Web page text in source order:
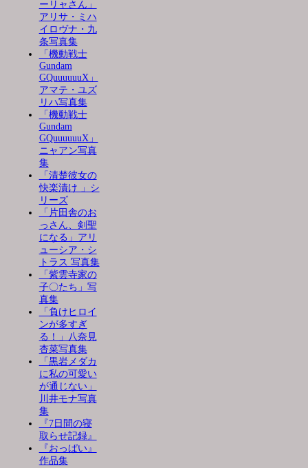
ーリャさん」
アリサ・ミハ
イロヴナ・九
条写真集
「機動戦士
Gundam
GQuuuuuuX」
アマテ・ユズ
リハ写真集
「機動戦士
Gundam
GQuuuuuuX」
ニャアン写真
集
「清楚彼女の
快楽漬け 」シ
リーズ
「片田舎のお
っさん、剣聖
になる」アリ
ューシア・シ
トラス 写真集
「紫雲寺家の
子〇たち」写
真集
「負けヒロイ
ンが多すぎ
る！」八奈見
杏菜写真集
「黒岩メダカ
に私の可愛い
が通じない」
川井モナ写真
集
『7日間の寝
取らせ記録』
『おっぱい』
作品集